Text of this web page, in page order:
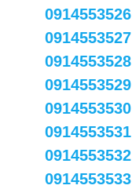
0914553526
0914553527
0914553528
0914553529
0914553530
0914553531
0914553532
0914553533